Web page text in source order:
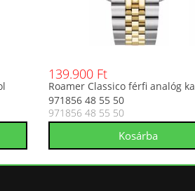
139.900 Ft
Roamer Classico férfi analóg
971856 48 55 50
971856 48 55 50